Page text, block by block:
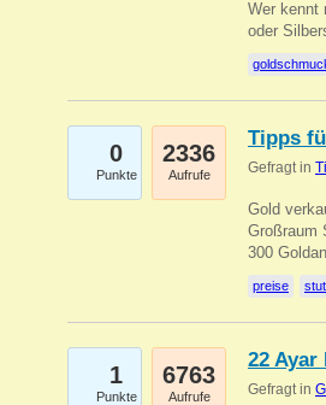
Wer kennt
oder
0
Punkte
2336
Aufrufe
Tipps
Gefragt in
Gold
Großraum
300
preise
1
Punkte
6763
Aufrufe
22
Gefragt in